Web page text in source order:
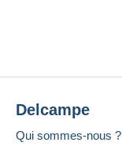
Delcampe
Qui sommes-nous ?